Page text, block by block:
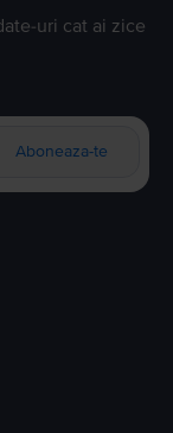
uri cat ai zice
Aboneaza-te